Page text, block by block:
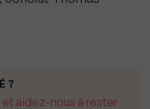
?
aidez-nous à rester